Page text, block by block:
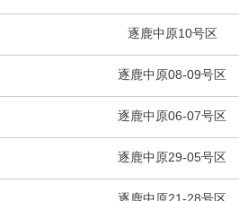
逐鹿中原10号区
逐鹿中原08-09号区
逐鹿中原06-07号区
逐鹿中原29-05号区